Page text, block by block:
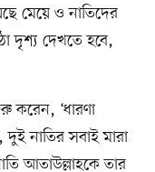
মেয়ে ও নাতিদের
দৃশ্য দেখতে হবে,
‘ধারণা
নাতির সবাই মারা
আতাউল্লাহকে তার